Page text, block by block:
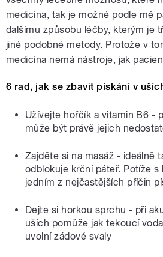
medicína, tak je možné podle mě
dalšímu způsobu léčby, kterým je
jiné podobné metody. Protože v
medicína nemá nástroje, jak
6 rad, jak se zbavit pískání v
Užívejte hořčík a vitamin B6 -
může být právě jejich
Zajděte si na masáž - ideálně
odblokuje krční páteř. Potíže s
jedním z nejčastějších příčin
Dejte si horkou sprchu - při
uších pomůže jak tekoucí
uvolní zádové svaly